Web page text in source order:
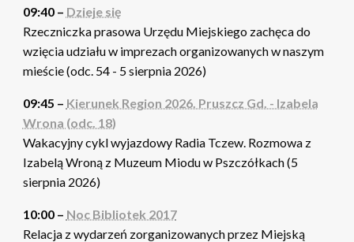
09:40 – Dzieje się
Rzeczniczka prasowa Urzędu Miejskiego zachęca do
wzięcia udziału w imprezach organizowanych w naszym
mieście (odc. 54 - 5 sierpnia 2026)
09:45 – Kierunek Region 2026. Pruszcz Gd. - Izabela
Wrona (odc. 18)
Wakacyjny cykl wyjazdowy Radia Tczew. Rozmowa z
Izabelą Wroną z Muzeum Miodu w Pszczółkach (5
sierpnia 2026)
10:00 – Noc Bibliotek 2017
Relacja z wydarzeń zorganizowanych przez Miejską